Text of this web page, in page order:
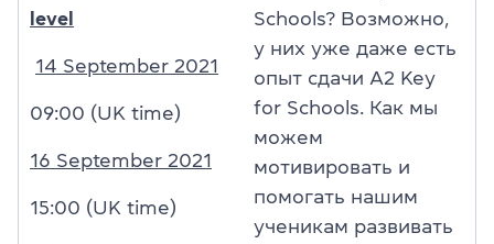
level
14 September 2021
09:00 (UK time)
16 September 2021
15:00 (UK time)
Schools? Возможно,
у них уже даже есть
опыт сдачи A2 Key
for Schools. Как мы
можем
мотивировать и
помогать нашим
ученикам развивать